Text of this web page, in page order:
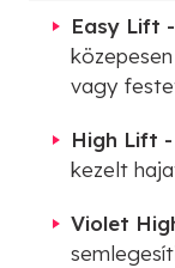
Easy Lift -
vagy
High Lift -
kezelt
Violet